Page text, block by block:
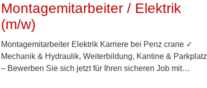
Montagemitarbeiter / Elektrik
(m/w)
Montagemitarbeiter Elektrik Karriere bei Penz crane ✓
Mechanik & Hydraulik, Weiterbildung, Kantine & Parkplatz
– Bewerben Sie sich jetzt für Ihren sicheren Job mit